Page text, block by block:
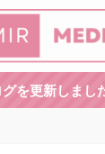
を更新しまし